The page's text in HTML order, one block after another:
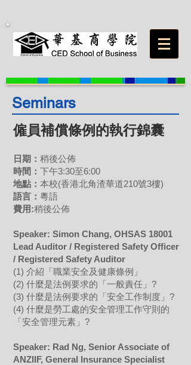
Seminars
僱員補償條例的執行錦囊
日期： 稍後公佈
時間： 下午3:30至6:00
地點： 本校(香港北角渣華道210號3樓)
語言： 粵語
費用:稍後公佈
Speaker: Simon Chang, OHSAS 18001
Lead Auditor / Registered Safety Officer
/ Registered Safety Auditor
(1) 介紹「職業安全及健康條例」
(2) 什麼是法例要求的「一般責任」?
(3) 什麼是法例要求的「安全工作制度」?
(4) 什麼是勞工處的安全管理工作守則的
「安全管理元素」?
Speaker: Rad Ng, Senior Associate of
ANZIIF, General Insurance Specialist